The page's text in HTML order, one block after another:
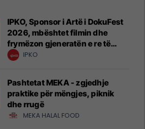
IPKO, Sponsor i Artë i DokuFest
2026, mbështet filmin dhe
frymëzon gjeneratën e re të
krijuesve
IPKO
Pashtetat MEKA - zgjedhje
praktike për mëngjes, piknik
dhe rrugë
MEKA HALAL FOOD